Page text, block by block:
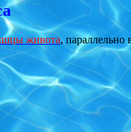
живота, параллельно